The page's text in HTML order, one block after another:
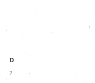
D
2